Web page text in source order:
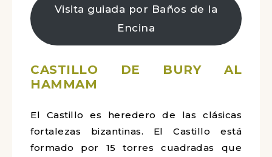
Visita guiada por Baños de la
Encina
CASTILLO DE BURY AL
HAMMAM
El Castillo es heredero de las clásicas
fortalezas bizantinas. El Castillo está
formado por 15 torres cuadradas que